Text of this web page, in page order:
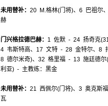
未用替补： 20 M.格林(门将)、6 巴祖尔
赫
门兴格拉德巴赫： 1 佐默 - 24 扬奇克
4 韦斯特高、17 文特 - 28 金特尔、8
8 德尔米奇)、32 格里福 - 13 施廷德
利亚) - 主教练：黑金
未用替补： 21 西佩尔(门将)、3 奥克斯
瓦